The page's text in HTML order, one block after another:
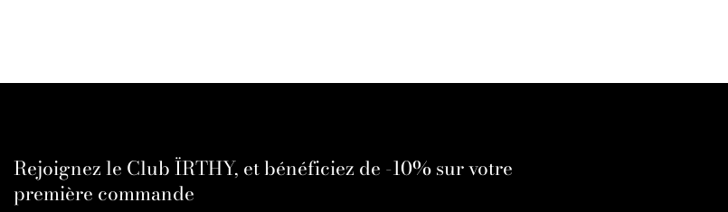
Rejoignez le Club ÏRTHY, et bénéficiez de -10% sur votre
première commande